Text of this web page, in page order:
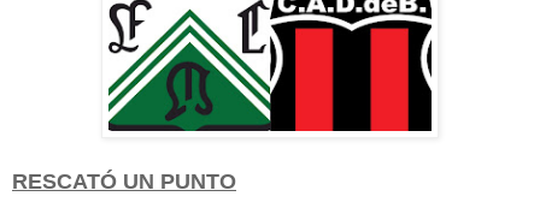
RESCATÓ UN PUNTO